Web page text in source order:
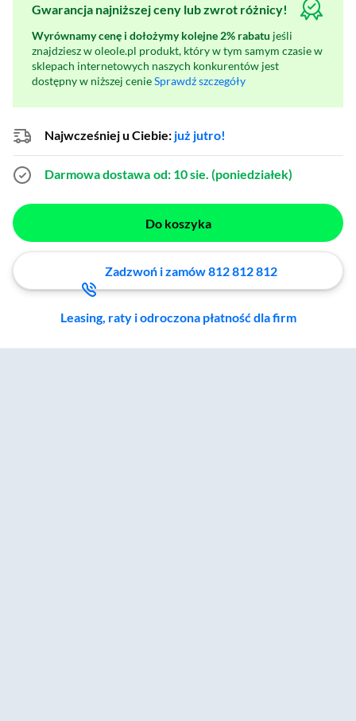
Gwarancja najniższej ceny lub zwrot różnicy!
Wyrównamy cenę i dołożymy kolejne 2% rabatu jeśli
znajdziesz w oleole.pl produkt, który w tym samym czasie w
sklepach internetowych naszych konkurentów jest
dostępny w niższej cenieSprawdź szczegóły
Najwcześniej u Ciebie: już jutro!
Darmowa dostawa od: 10 sie. (poniedziałek)
Do koszyka
Zadzwoń i zamów 812 812 812
Leasing, raty i odroczona płatność dla firm